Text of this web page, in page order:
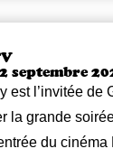
septembre
est l’invitée de
la grande
du cinéma